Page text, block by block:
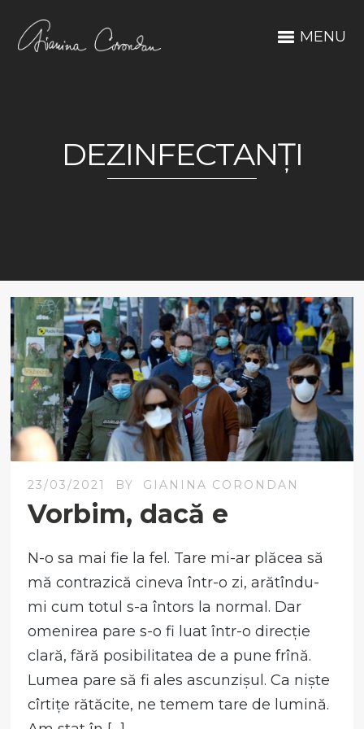
MENU
DEZINFECTANȚI
23/03/2021 BY GIANINA CORONDAN
Vorbim, dacă e
N-o sa mai fie la fel. Tare mi-ar plăcea să
mă contrazică cineva într-o zi, arătîndu-
mi cum totul s-a întors la normal. Dar
omenirea pare s-o fi luat într-o direcție
clară, fără posibilitatea de a pune frînă.
Lumea pare să fi ales ascunzișul. Ca niște
cîrtițe rătăcite, ne temem tare de lumină.